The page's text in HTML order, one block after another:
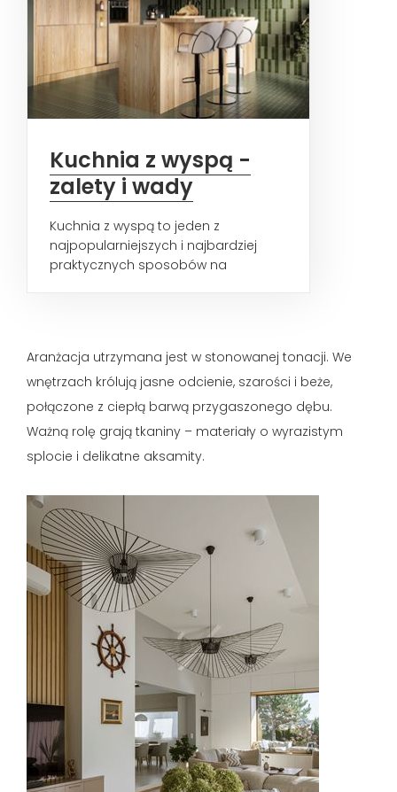
Kuchnia z wyspą -
zalety i wady
Kuchnia z wyspą to jeden z
najpopularniejszych i najbardziej
praktycznych sposobów na
Aranżacja utrzymana jest w stonowanej tonacji. We
wnętrzach królują jasne odcienie, szarości i beże,
połączone z ciepłą barwą przygaszonego dębu.
Ważną rolę grają tkaniny – materiały o wyrazistym
splocie i delikatne aksamity.